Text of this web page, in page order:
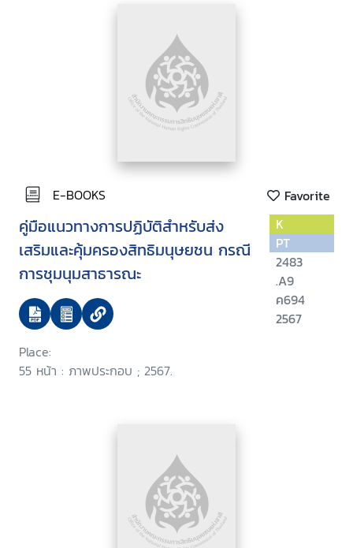
E-BOOKS Favorite
คู่มือแนวทางการปฏิบัติสำหรับส่ง
เสริมและคุ้มครองสิทธิมนุษยชน กรณี
การชุมนุมสาธารณะ
Place:
55 หน้า : ภาพประกอบ ; 2567.
K
PT
2483
.A9
ค694
2567